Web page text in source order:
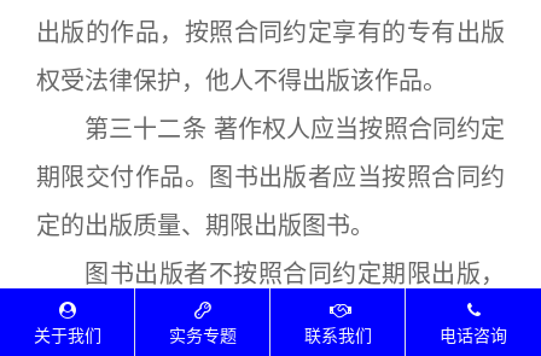
出版的作品，按照合同约定享有的专有出版
权受法律保护，他人不得出版该作品。
第三十二条 著作权人应当按照合同约定
期限交付作品。图书出版者应当按照合同约
定的出版质量、期限出版图书。
图书出版者不按照合同约定期限出版，
应当依照本法第五十四条的规定承担民事责
关于我们 实务专题 联系我们 电话咨询